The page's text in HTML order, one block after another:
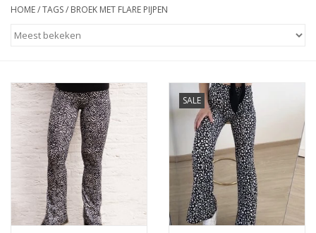
Accessoires
Home deco
SALE
Herensokken
HOME/TAGS/ BROEK MET FLARE PIJPEN
SALE